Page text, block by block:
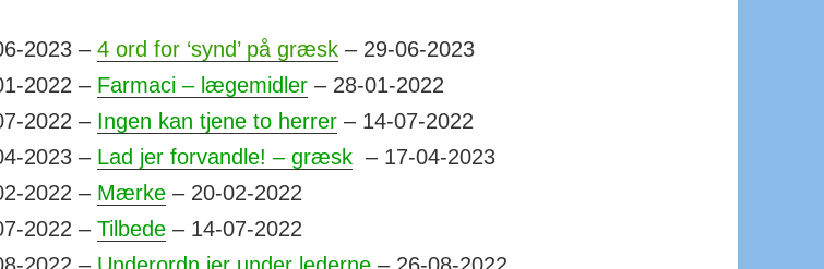
2023 –4 ord for ‘synd’ på græsk – 29-06-2023
2022 – Farmaci – lægemidler – 28-01-2022
2022 – Ingen kan tjene to herrer – 14-07-2022
2023 – Lad jer forvandle! – græsk – 17-04-2023
2022 – Mærke – 20-02-2022
2022 –Tilbede – 14-07-2022